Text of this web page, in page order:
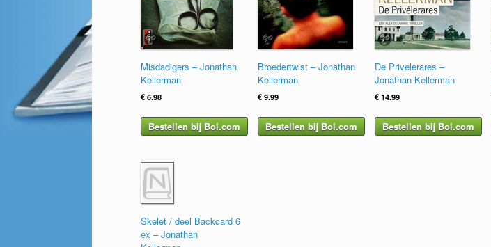
Misdadigers – Jonathan
Kellerman
€6.98
Bestellen bij Bol.com
Broedertwist – Jonathan
Kellerman
€9.99
Bestellen bij Bol.com
De Privelerares –
Jonathan Kellerman
€14.99
Bestellen bij Bol.com
Skelet / deel Backcard 6
ex – Jonathan